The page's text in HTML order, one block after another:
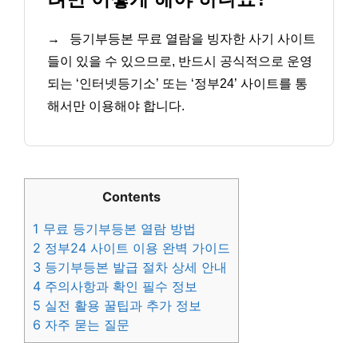
→
등기부등본 무료 열람을 빙자한 사기 사이트
들이 있을 수 있으므로, 반드시 공식적으로 운영
되는 ‘인터넷등기소’ 또는 ‘정부24’ 사이트를 통
해서만 이용해야 합니다.
Contents
1 무료 등기부등본 열람 방법
2 정부24 사이트 이용 완벽 가이드
3 등기부등본 발급 절차 상세 안내
4 주의사항과 확인 필수 정보
5 실전 활용 꿀팁과 추가 정보
6 자주 묻는 질문